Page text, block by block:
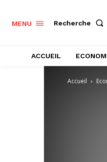
MENU Recherche
ACCUEIL
Accueil